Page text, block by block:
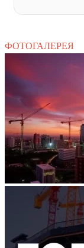
ФОТОГАЛЕРЕЯ